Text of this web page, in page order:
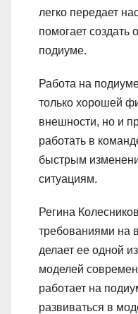
легко передает
помогает
подиуме.
Работа на
только хорошей
внешности, но и
работать в
быстрым
ситуациям.
Регина
требованиями на
делает ее одной
моделей
работает на
развиваться в